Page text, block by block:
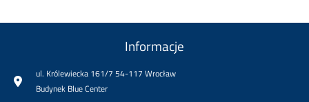
Informacje
ul. Królewiecka 161/7 54-117 Wrocław
Budynek Blue Center